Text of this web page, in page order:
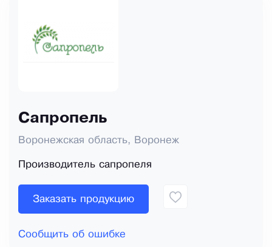
Сапропель
Воронежская область, Воронеж
Производитель сапропеля
Заказать продукцию
Сообщить об ошибке